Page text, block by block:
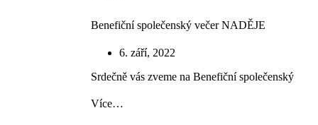
Benefiční společenský večer NADĚJE
6. září, 2022
Srdečně vás zveme na Benefiční společenský
Více…